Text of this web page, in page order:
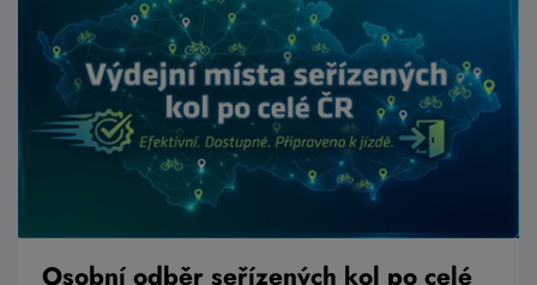
Osobní odběr seřízených kol po celé